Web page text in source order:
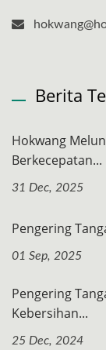
Berita
Hokwang
Berkecepatan...
31 Dec, 2025
Pengering
01 Sep, 2025
Pengering
Kebersihan...
25 Dec, 2024